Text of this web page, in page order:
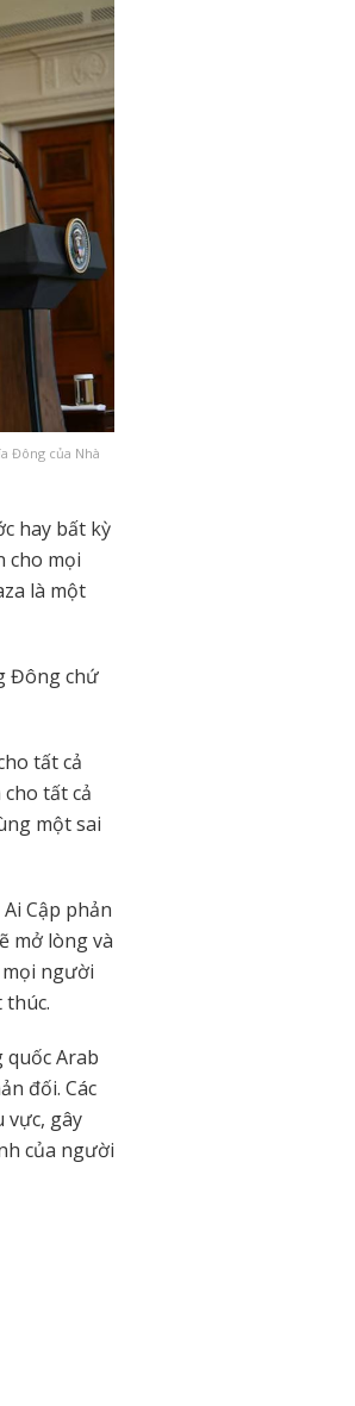
Đông của Nhà
hay bất kỳ
cho mọi
là một
Đông chứ
tất cả
tất cả
một sai
Cập phản
mở lòng và
người
quốc Arab
đối. Các
vực, gây
của người